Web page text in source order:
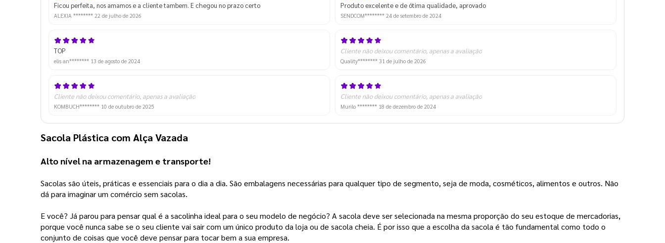
Ficou perfeita, nos amamos e a cliente tambem. E chegou no prazo certo
ALEXIA ******** 22 de julho de 2026
Produto excelente e de ótima qualidade, aprovado
SENDCOM******** 24 de setembro de 2024
TOP
elis an******** 13 de agosto de 2024
Cliente não deixou comentário, apenas a avaliação
Quality******** 31 de julho de 2026
Cliente não deixou comentário, apenas a avaliação
KOMBUCH******** 10 de outubro de 2025
Cliente não deixou comentário, apenas a avaliação
Murilo ******** 18 de dezembro de 2024
Sacola Plástica com Alça Vazada
Alto nível na armazenagem e transporte!
Sacolas são úteis, práticas e essenciais para o dia a dia. São embalagens necessárias para qualquer tipo de segmento, seja de moda, cosméticos, alimentos e outros. Não
dá para imaginar um comércio sem sacolas.
E você? Já parou para pensar qual é a sacolinha ideal para o seu modelo de negócio? A sacola deve ser selecionada na mesma proporção do seu estoque de mercadorias,
porque você nunca sabe se o seu cliente vai sair com um único produto da loja ou de sacola cheia. É por isso que a escolha da sacola é tão fundamental como todo o
conjunto de coisas que você deve pensar para tocar bem a sua empresa.